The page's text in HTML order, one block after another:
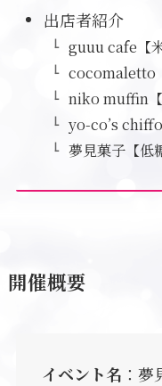
出店者紹介
guuu cafe【
cocomaletto
niko muffin【
yo-co’s
夢見菓子【低
開催概要
イベント名 ：